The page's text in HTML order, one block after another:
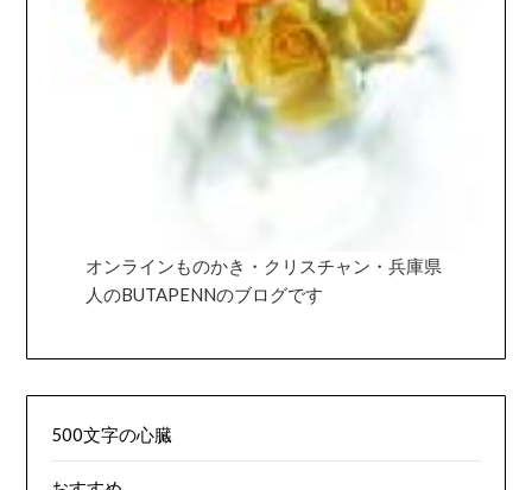
オンラインものかき・クリスチャン・兵庫県
人のBUTAPENNのブログです
500文字の心臓